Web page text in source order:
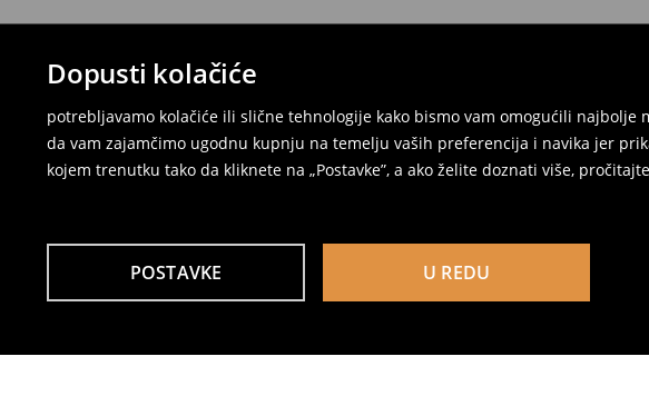
Dopusti kolačiće
potrebljavamo kolačiće ili slične tehnologije kako bismo vam omogućili
da vam zajamčimo ugodnu kupnju na temelju vaših preferencija i navika jer
kojem trenutku tako da kliknete na „Postavke”, a ako želite doznati više, pročitajte
POSTAVKE U REDU